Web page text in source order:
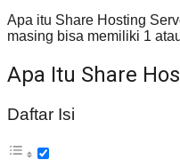
Apa itu Share Hosting
masing bisa memiliki 1
Apa Itu Share
Daftar Isi